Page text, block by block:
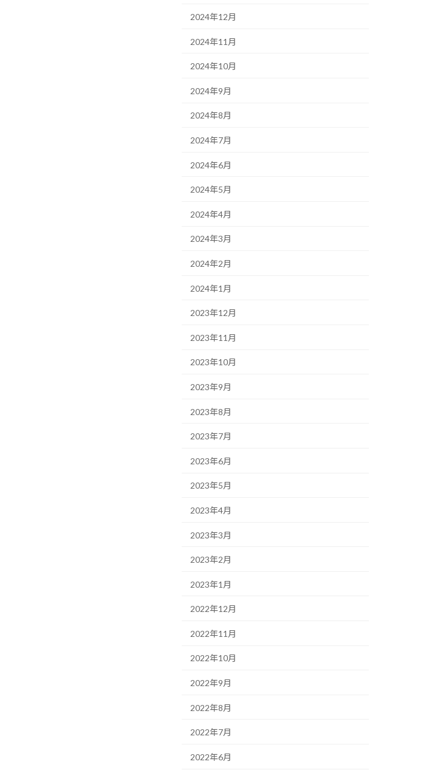
2024年12月
2024年11月
2024年10月
2024年9月
2024年8月
2024年7月
2024年6月
2024年5月
2024年4月
2024年3月
2024年2月
2024年1月
2023年12月
2023年11月
2023年10月
2023年9月
2023年8月
2023年7月
2023年6月
2023年5月
2023年4月
2023年3月
2023年2月
2023年1月
2022年12月
2022年11月
2022年10月
2022年9月
2022年8月
2022年7月
2022年6月